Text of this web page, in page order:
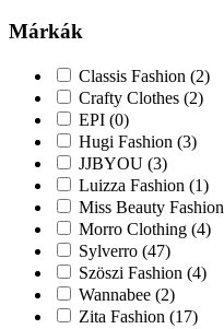
Márkák
Classis Fashion (2)
Crafty Clothes (2)
EPI (0)
Hugi Fashion (3)
JJBYOU (3)
Luizza Fashion (1)
Miss Beauty Fashion
Morro Clothing (4)
Sylverro (47)
Szöszi Fashion (4)
Wannabee (2)
Zita Fashion (17)